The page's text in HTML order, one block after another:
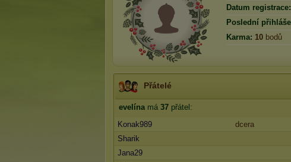
Datum registrace:
Poslední
Karma: 10 bodů
Přátelé
evelínamá 37 přátel:
Konak989
dcera
Sharik
Jana29